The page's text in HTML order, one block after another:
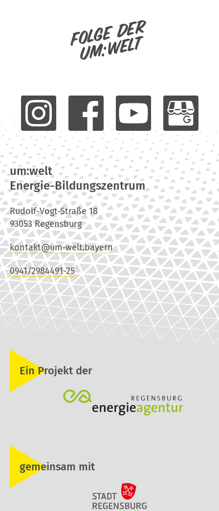
Folge der
um:welt
um:welt
Energie-Bildungszentrum
Rudolf-Vogt-Straße 18
93053 Regensburg
kontakt@um-welt.bayern
0941/2984491-25
Ein Projekt der
gemeinsam mit